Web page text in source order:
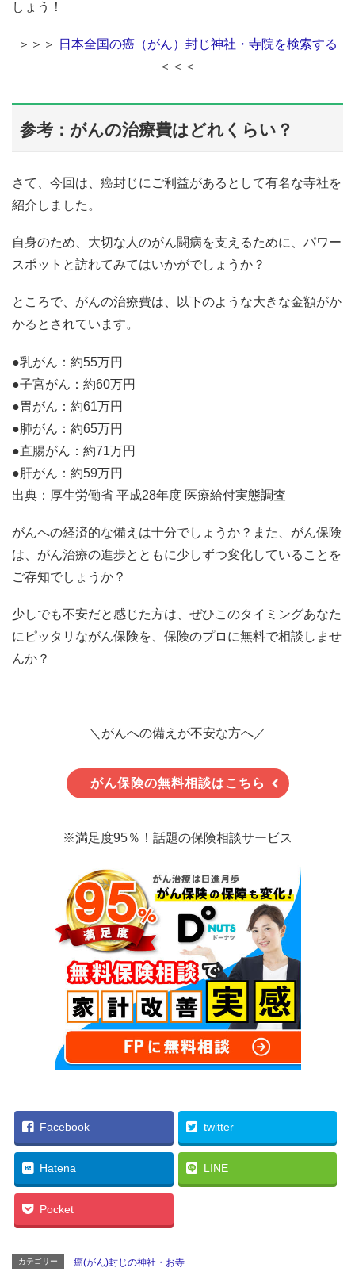
しょう！
＞＞＞
日本全国の癌（がん）封じ神社・寺院を検索する
＜＜＜
参考：がんの治療費はどれくらい？
さて、今回は、癌封じにご利益があるとして有名な寺社を
紹介しました。
自身のため、大切な人のがん闘病を支えるために、パワー
スポットと訪れてみてはいかがでしょうか？
ところで、がんの治療費は、以下のような大きな金額がか
かるとされています。
●乳がん：約55万円
●子宮がん：約60万円
●胃がん：約61万円
●肺がん：約65万円
●直腸がん：約71万円
●肝がん：約59万円
出典：厚生労働省 平成28年度 医療給付実態調査
がんへの経済的な備えは十分でしょうか？また、がん保険
は、がん治療の進歩とともに少しずつ変化していることを
ご存知でしょうか？
少しでも不安だと感じた方は、ぜひこのタイミングあなた
にピッタリながん保険を、保険のプロに無料で相談しませ
んか？
＼がんへの備えが不安な方へ／
がん保険の無料相談はこちら
※満足度95％！話題の保険相談サービス
Facebook twitter
Hatena LINE
Pocket
カテゴリー 癌(がん)封じの神社・お寺